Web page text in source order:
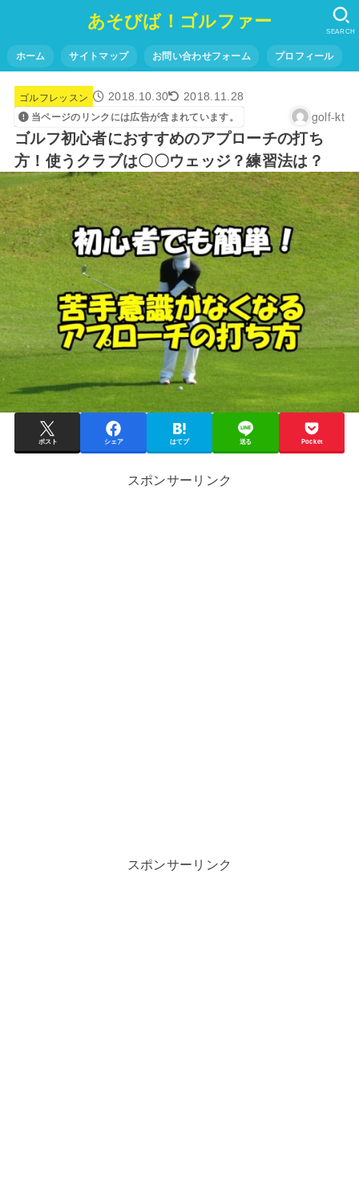
あそびば！ゴルファー
ホーム サイトマップ お問い合わせフォーム プロフィール
SEARCH
ゴルフレッスン 2018.10.30 2018.11.28
当ページのリンクには広告が含まれています。 golf-kt
ゴルフ初心者におすすめのアプローチの打ち
方！使うクラブは〇〇ウェッジ？練習法は？
ポスト シェア はてブ 送る Pocket
スポンサーリンク
スポンサーリンク